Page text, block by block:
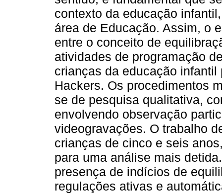
contexto da educação
área de Educação. Assim, o
entre o conceito de
atividades de programação
crianças da educação
Hackers. Os procedimentos
se de pesquisa qualitativa,
envolvendo observação
videogravações. O trabalho
crianças de cinco e seis
para uma análise mais
presença de indícios de
regulações ativas e